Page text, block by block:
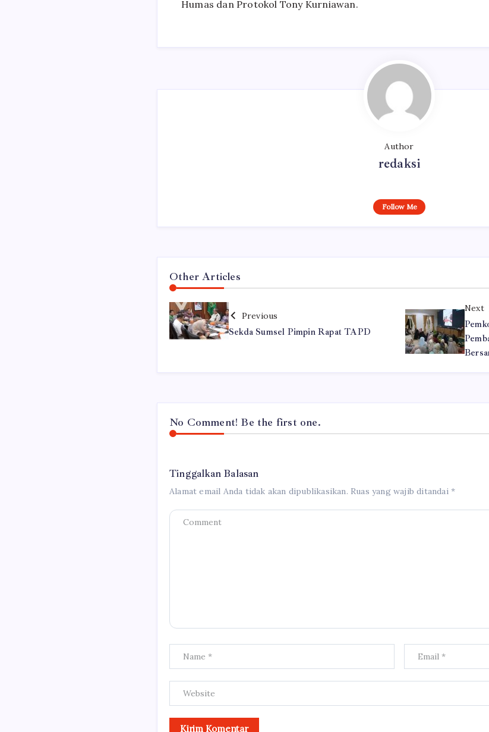
Humas dan Protokol Tony Kurniawan.
Author
redaksi
Follow Me
Other Articles
Previous
Sekda Sumsel Pimpin Rapat TAPD
Next
No Comment! Be the first one.
Tinggalkan Balasan
Alamat email Anda tidak akan dipublikasikan. Ruas yang wajib ditandai*